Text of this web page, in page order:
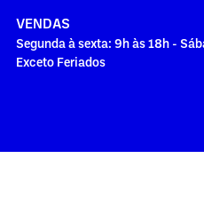
VENDAS
Segunda à sexta: 9h às 18h -
Exceto Feriados